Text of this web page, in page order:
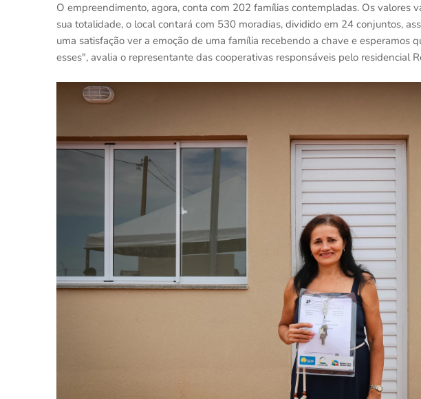
O empreendimento, agora, conta com 202 famílias contempladas. Os valores
sua totalidade, o local contará com 530 moradias, dividido em 24 conjuntos,
uma satisfação ver a emoção de uma família recebendo a chave e esperamos
esses", avalia o representante das cooperativas responsáveis pelo residencial